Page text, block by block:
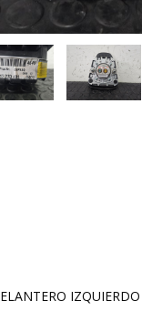
IZQUIERDO